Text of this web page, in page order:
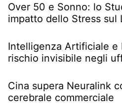
Over 50 e Sonno: lo
impatto dello Stress sul
Intelligenza Artificiale e
rischio invisibile negli
Cina supera Neuralink
cerebrale commerciale